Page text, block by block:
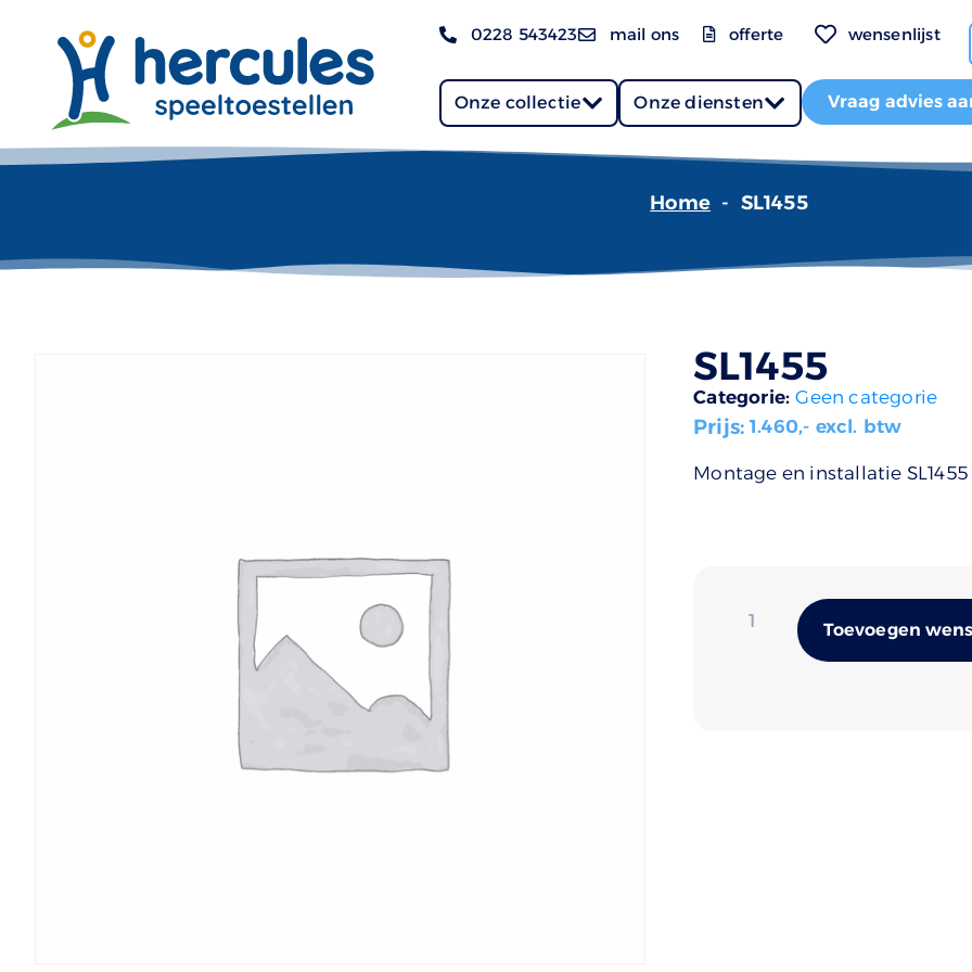
0228 543423 mail ons offerte wensenlijst
Onze collectie Onze diensten Vraag advies
Home - SL1455
SL1455
Categorie:Geen categorie
Prijs:1.460,- excl. btw
Montage en installatie SL1455
Toevoegen